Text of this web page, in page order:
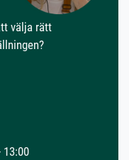
välja rätt
13:00